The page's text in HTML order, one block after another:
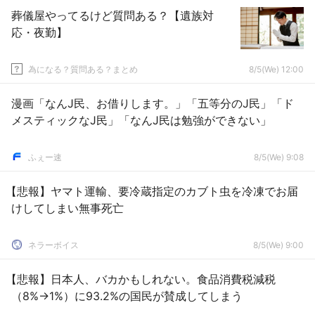
葬儀屋やってるけど質問ある？【遺族対
応・夜勤】
為になる？質問ある？まとめ 8/5(We) 12:00
漫画「なんJ民、お借りします。」「五等分のJ民」「ド
メスティックなJ民」「なんJ民は勉強ができない」
ふぇー速 8/5(We) 9:08
【悲報】ヤマト運輸、要冷蔵指定のカブト虫を冷凍でお届
けしてしまい無事死亡
ネラーボイス 8/5(We) 9:00
【悲報】日本人、バカかもしれない。食品消費税減税
（8%→1%）に93.2%の国民が賛成してしまう